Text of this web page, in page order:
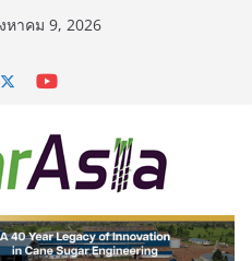
หาคม 9, 2026